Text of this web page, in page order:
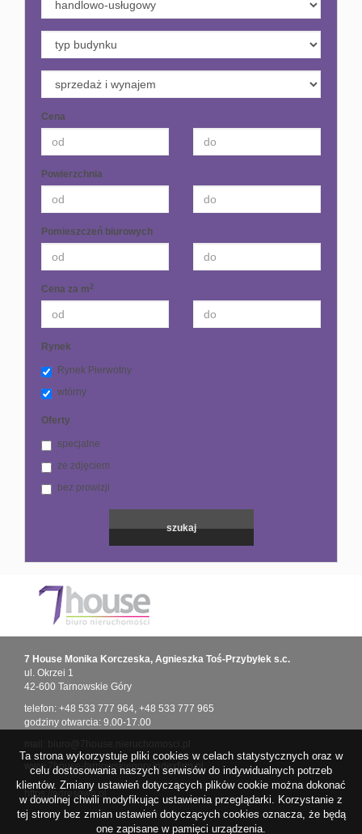
Cena
Powierzchnia
Pomieszczeń biurowych
Cena za m2
Rynek
Rynek Pierwotny
wtórny
Oferty
specjalne
ze zdjęciem
bez prowizji
7 House Monika Korczeska, Agnieszka Toś-Przybyłek s.c.
ul. Okrzei 1
42-600 Tarnowskie Góry
telefon: +48 533 777 964, +48 533 777 965
godziny otwarcia: 9.00-17.00
www.7house-tarnowskiegory.indexfirm.pl
https://adresowo.pl
Ta strona wykorzystuje pliki cookies w celach statystycznych oraz w
celu dostosowania naszych serwisów do indywidualnych potrzeb
klientów. Zmiany ustawień dotyczących plików cookie można dokonać
w dowolnej chwili modyfikując ustawienia przeglądarki. Korzystanie z
tej strony bez zmian ustawień dotyczących cookies oznacza, że będą
one zapisane w pamięci urządzenia.